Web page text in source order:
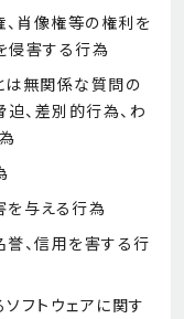
、肖像権等の権利を
侵害する行為
は無関係な質問の
、差別的行為、わ
与える行為
、信用を害する行
フトウェアに関す